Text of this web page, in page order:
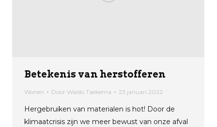
Betekenis van herstofferen
Wonen Door Waldo Taekema 23 januari 2022
Hergebruiken van materialen is hot! Door de
klimaatcrisis zijn we meer bewust van onze afval